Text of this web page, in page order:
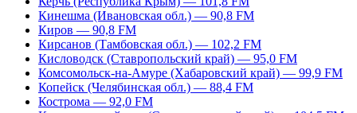
Кинешма (Ивановская обл.) — 90,8 FM
Киров — 90,8 FM
Кирсанов (Тамбовская обл.) — 102,2 FM
Кисловодск (Ставропольский край) — 95,0 FM
Комсомольск-на-Амуре (Хабаровский край) — 99,9 FM
Копейск (Челябинская обл.) — 88,4 FM
Кострома — 92,0 FM